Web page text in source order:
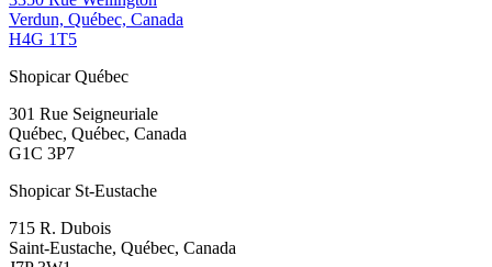
Verdun, Québec, Canada
H4G 1T5
Shopicar Québec
301 Rue Seigneuriale
Québec, Québec, Canada
G1C 3P7
Shopicar St-Eustache
715 R. Dubois
Saint-Eustache, Québec, Canada